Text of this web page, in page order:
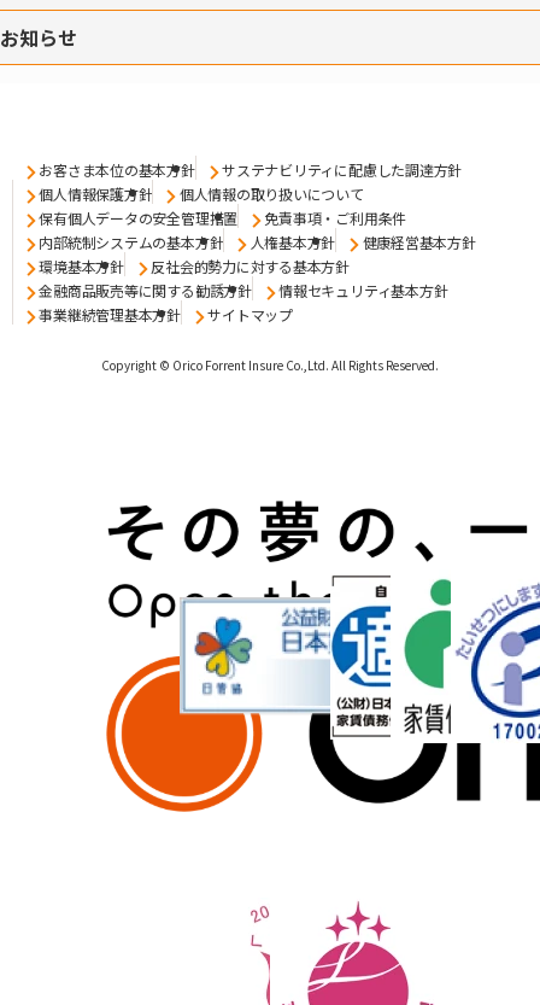
お知らせ
お客さま本位の基本方針
サステナビリティに配慮した調達方針
個人情報保護方針
個人情報の取り扱いについて
保有個人データの安全管理措置
免責事項・ご利用条件
内部統制システムの基本方針
人権基本方針
健康経営基本方針
環境基本方針
反社会的勢力に対する基本方針
金融商品販売等に関する勧誘方針
情報セキュリティ基本方針
事業継続管理基本方針
サイトマップ
Copyright © Orico Forrent Insure Co.,Ltd. All Rights Reserved.